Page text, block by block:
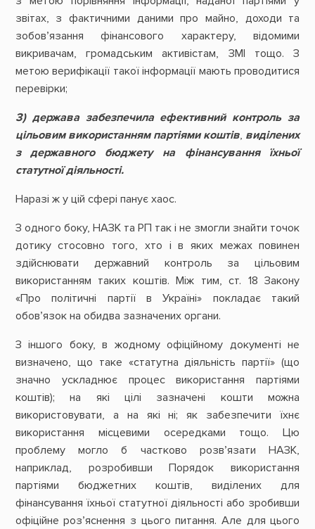
звітах, з фактичними даними про майно, доходи та
зобов’язання фінансового характеру, відомими
викривачам, громадським активістам, ЗМІ тощо. З
метою верифікації такої інформації мають проводитися
перевірки;
3) держава забезпечила ефективний контрольза
цільовим використанням партіями коштів, виділених
з державного бюджету на фінансування їхньої
статутної діяльності.
Наразі ж у цій сфері панує хаос.
З одного боку, НАЗК та РП так і не змогли знайти точок
дотику стосовно того, хто і в яких межах повинен
здійснювати державний контроль за цільовим
використанням таких коштів. Між тим, ст. 18 Закону
«Про політичні партії в Україні» покладає такий
обов’язок на обидва зазначених органи.
З іншого боку, в жодному офіційному документі не
визначено, що таке «статутна діяльність партії» (що
значно ускладнює процес використання партіями
коштів); на які цілі зазначені кошти можна
використовувати, а на які ні; як забезпечити їхнє
використання місцевими осередками тощо. Цю
проблему могло б частково розв’язати НАЗК,
наприклад, розробивши Порядок використання
партіями бюджетних коштів, виділених для
фінансування їхньої статутної діяльності або зробивши
офіційне роз’яснення з цього питання. Але для цього